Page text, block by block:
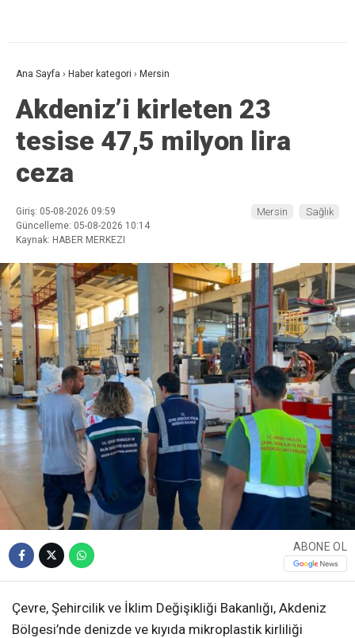
Ana Sayfa › Haber kategori › Mersin
Akdeniz’i kirleten 23
tesise 47,5 milyon lira
ceza
Giriş: 05-08-2026 09:59
Güncelleme: 05-08-2026 10:14
Kaynak: HABER MERKEZI
Mersin Sağlık
ABONE OL
Çevre, Şehircilik ve İklim Değişikliği Bakanlığı, Akdeniz
Bölgesi’nde denizde ve kıyıda mikroplastik kirliliği